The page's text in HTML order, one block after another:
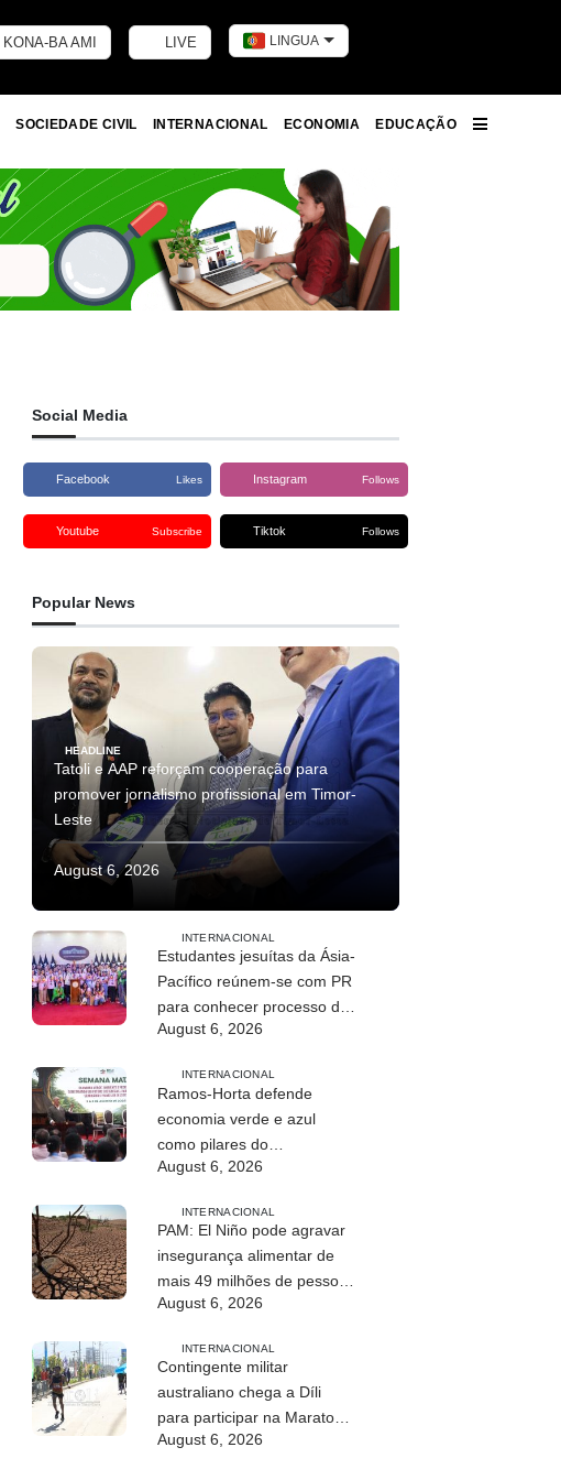
KONA-BA AMI LIVE LINGUA
SOCIEDADE CIVIL INTERNACIONAL ECONOMIA
EDUCAÇÃO
Social Media
Facebook Likes Instagram Follows
Youtube Subscribe Tiktok Follows
Popular News
HEADLINE
Tatoli e AAP reforçam cooperação para
promover jornalismo profissional em Timor-
Leste
August 6, 2026
INTERNACIONAL
Estudantes jesuítas da Ásia-
Pacífico reúnem-se com PR
para conhecer processo de
paz no país
August 6, 2026
INTERNACIONAL
Ramos-Horta defende
economia verde e azul
como pilares do
desenvolvimento
August 6, 2026
INTERNACIONAL
PAM: El Niño pode agravar
insegurança alimentar de
mais 49 milhões de pessoas
até 2027
August 6, 2026
INTERNACIONAL
Contingente militar
australiano chega a Díli
para participar na Maratona
Internacional de 2026
August 6, 2026